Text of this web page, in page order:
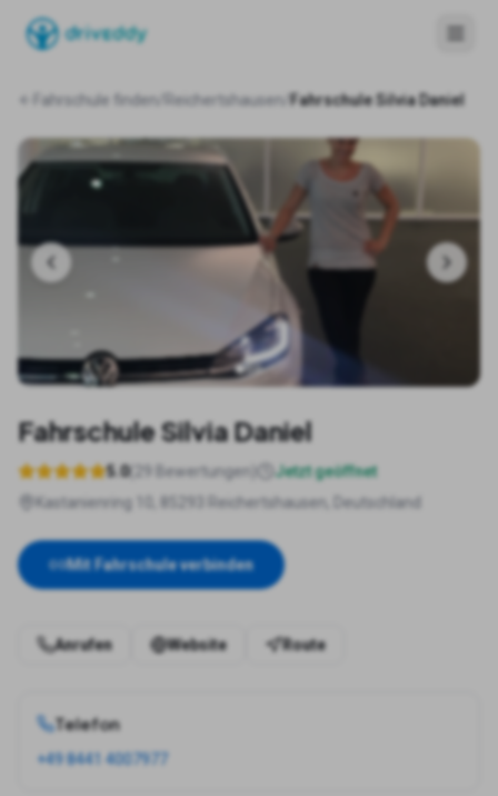
Fahrschule finden Reichertshausen Fahrschule Silvia Daniel
Fahrschule Silvia Daniel
5.0( Bewertungen)
Jetzt geöffnet
Kastanienring 10, 85293 Reichertshausen, Deutschland
Mit Fahrschule verbinden
Anrufen Website Route
Telefon
+49 8441 4007977